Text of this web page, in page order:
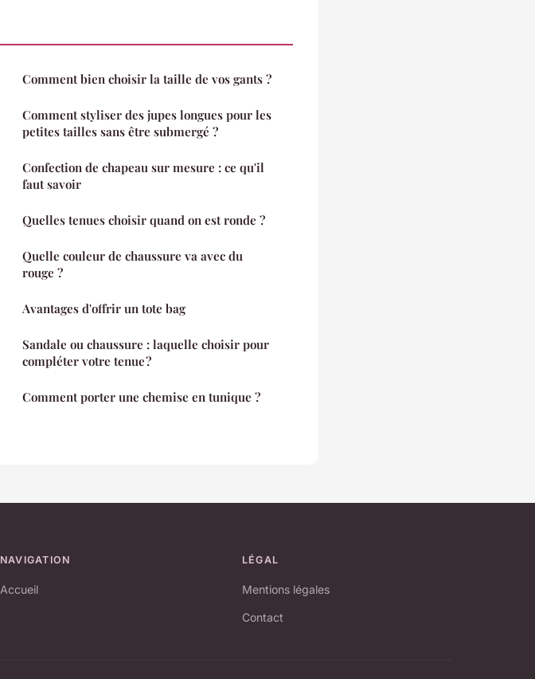
Comment bien choisir la taille de vos gants ?
Comment styliser des jupes longues pour les
petites tailles sans être submergé ?
Confection de chapeau sur mesure : ce qu'il
faut savoir
Quelles tenues choisir quand on est ronde ?
Quelle couleur de chaussure va avec du
rouge ?
Avantages d'offrir un tote bag
Sandale ou chaussure : laquelle choisir pour
compléter votre tenue ?
Comment porter une chemise en tunique ?
NAVIGATION
Accueil
LÉGAL
Mentions légales
Contact